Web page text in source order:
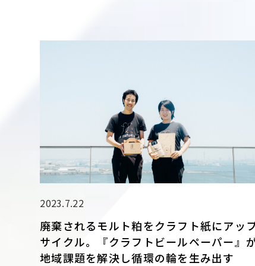
2023.7.22
廃棄されるモルト粕をクラフト紙にアッ
サイクル。『クラフトビールペーパー』
地域課題を解決し循環の輪を生み出す